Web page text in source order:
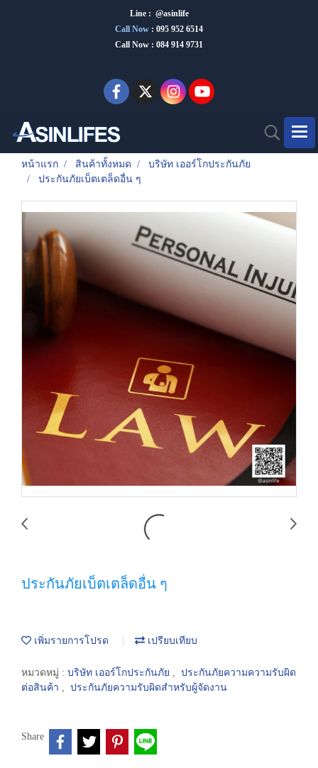
Line : @asinlife
Call Now : 095 952 6514
Call Now : 084 914 9731
หน้าแรก สินค้าทั้งหมด
บริษัท เออร์โกประกันภัย
ประกันภัยเบ็ตเตล็ดอื่น ๆ
ประกันภัยเบ็ตเตล็ดอื่น ๆ
เพิ่มรายการโปรด เปรียบเทียบ
หมวดหมู่ : บริษัท เออร์โกประกันภัย , ประกันภัยความความรับผิด
ต่อสินค้า , ประกันภัยความรับผิดสำหรับผู้จัดงาน
Share